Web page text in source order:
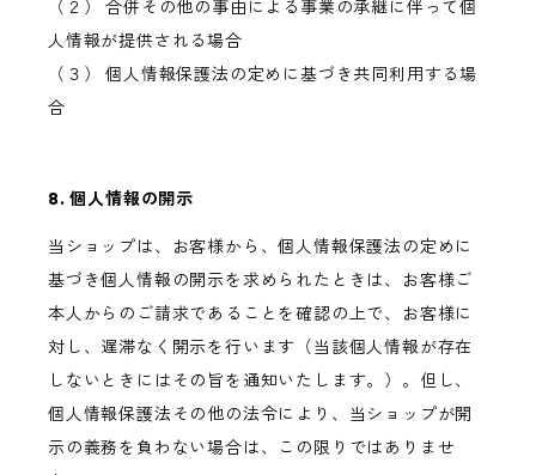
（２） 合併その他の事由による事業の承継に伴って個
人情報が提供される場合
（３） 個人情報保護法の定めに基づき共同利用する場
合
8. 個人情報の開示
当ショップは、お客様から、個人情報保護法の定めに
基づき個人情報の開示を求められたときは、お客様ご
本人からのご請求であることを確認の上で、お客様に
対し、遅滞なく開示を行います（当該個人情報が存在
しないときにはその旨を通知いたします。）。但し、
個人情報保護法その他の法令により、当ショップが開
示の義務を負わない場合は、この限りではありませ